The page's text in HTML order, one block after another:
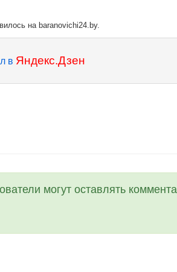
на baranovichi24.by.
в Яндекс.Дзен
могут оставлять